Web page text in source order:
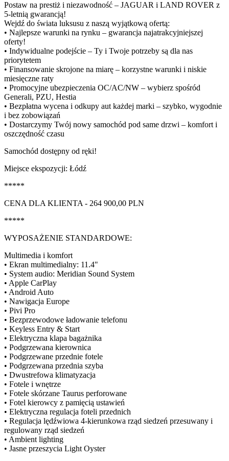
Postaw na prestiż i niezawodność – JAGUAR i LAND ROVER z
5-letnią gwarancją!
Wejdź do świata luksusu z naszą wyjątkową ofertą:
• Najlepsze warunki na rynku – gwarancja najatrakcyjniejszej
oferty!
• Indywidualne podejście – Ty i Twoje potrzeby są dla nas
priorytetem
• Finansowanie skrojone na miarę – korzystne warunki i niskie
miesięczne raty
• Promocyjne ubezpieczenia OC/AC/NW – wybierz spośród
Generali, PZU, Hestia
• Bezpłatna wycena i odkupy aut każdej marki – szybko, wygodnie
i bez zobowiązań
• Dostarczymy Twój nowy samochód pod same drzwi – komfort i
oszczędność czasu
Samochód dostępny od ręki!
Miejsce ekspozycji: Łódź
*****
CENA DLA KLIENTA - 264 900,00 PLN
*****
WYPOSAŻENIE STANDARDOWE:
Multimedia i komfort
• Ekran multimedialny: 11.4"
• System audio: Meridian Sound System
• Apple CarPlay
• Android Auto
• Nawigacja Europe
• Pivi Pro
• Bezprzewodowe ładowanie telefonu
• Keyless Entry & Start
• Elektryczna klapa bagażnika
• Podgrzewana kierownica
• Podgrzewane przednie fotele
• Podgrzewana przednia szyba
• Dwustrefowa klimatyzacja
• Fotele i wnętrze
• Fotele skórzane Taurus perforowane
• Fotel kierowcy z pamięcią ustawień
• Elektryczna regulacja foteli przednich
• Regulacja lędźwiowa 4-kierunkowa rząd siedzeń przesuwany i
regulowany rząd siedzeń
• Ambient lighting
• Jasne przeszycia Light Oyster